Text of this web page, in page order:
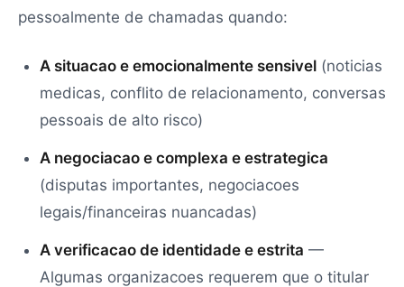
pessoalmente de chamadas quando:
A situacao e emocionalmente sensivel (noticias
medicas, conflito de relacionamento, conversas
pessoais de alto risco)
A negociacao e complexa e estrategica
(disputas importantes, negociacoes
legais/financeiras nuancadas)
A verificacao de identidade e estrita —
Algumas organizacoes requerem que o titular